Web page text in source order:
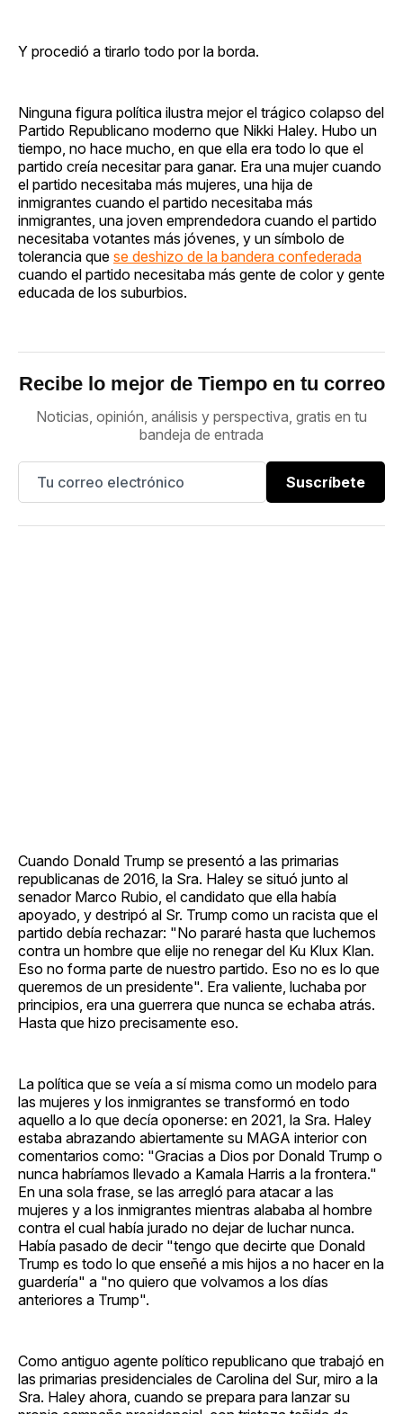
Y procedió a tirarlo todo por la borda.
Ninguna figura política ilustra mejor el trágico colapso del
Partido Republicano moderno que Nikki Haley. Hubo un
tiempo, no hace mucho, en que ella era todo lo que el
partido creía necesitar para ganar. Era una mujer cuando
el partido necesitaba más mujeres, una hija de
inmigrantes cuando el partido necesitaba más
inmigrantes, una joven emprendedora cuando el partido
necesitaba votantes más jóvenes, y un símbolo de
tolerancia que se deshizo de la bandera confederada
cuando el partido necesitaba más gente de color y gente
educada de los suburbios.
Recibe lo mejor de Tiempo en tu correo
Noticias, opinión, análisis y perspectiva, gratis en tu
bandeja de entrada
Suscríbete
Cuando Donald Trump se presentó a las primarias
republicanas de 2016, la Sra. Haley se situó junto al
senador Marco Rubio, el candidato que ella había
apoyado, y destripó al Sr. Trump como un racista que el
partido debía rechazar: "No pararé hasta que luchemos
contra un hombre que elije no renegar del Ku Klux Klan.
Eso no forma parte de nuestro partido. Eso no es lo que
queremos de un presidente". Era valiente, luchaba por
principios, era una guerrera que nunca se echaba atrás.
Hasta que hizo precisamente eso.
La política que se veía a sí misma como un modelo para
las mujeres y los inmigrantes se transformó en todo
aquello a lo que decía oponerse: en 2021, la Sra. Haley
estaba abrazando abiertamente su MAGA interior con
comentarios como: "Gracias a Dios por Donald Trump o
nunca habríamos llevado a Kamala Harris a la frontera."
En una sola frase, se las arregló para atacar a las
mujeres y a los inmigrantes mientras alababa al hombre
contra el cual había jurado no dejar de luchar nunca.
Había pasado de decir "tengo que decirte que Donald
Trump es todo lo que enseñé a mis hijos a no hacer en la
guardería" a "no quiero que volvamos a los días
anteriores a Trump".
Como antiguo agente político republicano que trabajó en
las primarias presidenciales de Carolina del Sur, miro a la
Sra. Haley ahora, cuando se prepara para lanzar su